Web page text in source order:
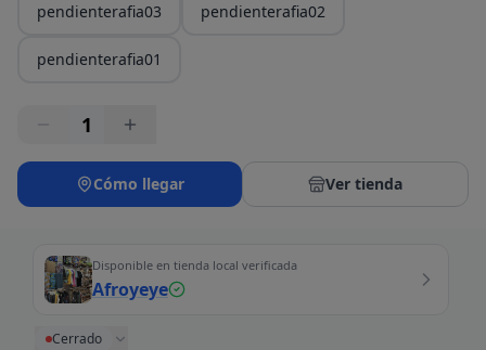
pendienterafia03 pendienterafia02
pendienterafia01
1
Cómo llegar Ver tienda
Disponible en tienda local verificada
Afroyeye
Cerrado